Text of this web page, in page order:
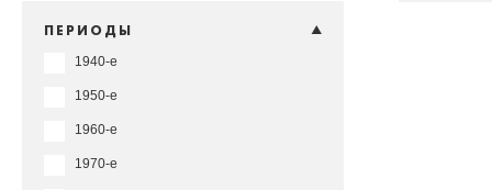
ПЕРИОДЫ
1940-е
1950-е
1960-е
1970-е